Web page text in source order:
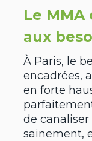
Le
aux
À Paris, le
encadrées,
en forte
de canaliser
sainement,